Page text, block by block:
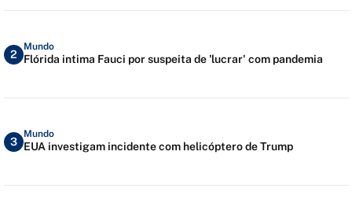
2
Mundo
Flórida intima Fauci por suspeita de 'lucrar' com pandemia
3
Mundo
EUA investigam incidente com helicóptero de Trump